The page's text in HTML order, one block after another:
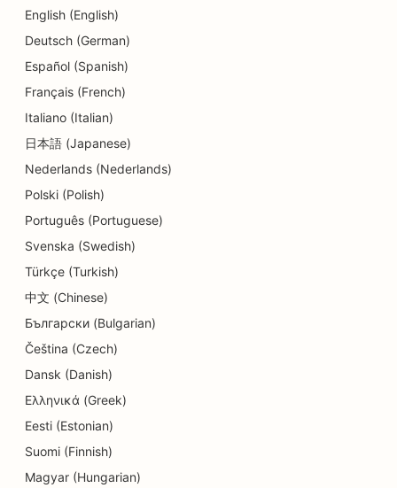
SEO pro taneční studia
SEO pro služby dluhového poradenství
SEO pro Delis
SEO pro zubní kliniky
SEO pro služby dermabraze
SEO pro obchody s detaily
SEO pro obchody s koblihami
SEO pro restaurace
SEO pro služby v oblasti vzdělávání a péče o děti
SEO pro elektrikáře
SEO pro obchody s elektronikou
SEO pro endodontisty
English (English)
Deutsch (German)
Español (Spanish)
Français (French)
Italiano (Italian)
日本語 (Japanese)
Nederlands (Nederlands)
Polski (Polish)
Português (Portuguese)
Svenska (Swedish)
Türkçe (Turkish)
中文 (Chinese)
Български (Bulgarian)
Čeština (Czech)
Dansk (Danish)
Ελληνικά (Greek)
Eesti (Estonian)
Suomi (Finnish)
Magyar (Hungarian)